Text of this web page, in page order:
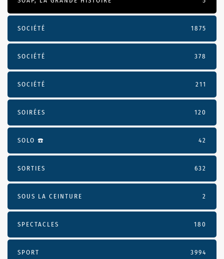
SOCIÉTÉ 1875
SOCIÉTÉ 378
SOCIÉTÉ 211
SOIRÉES 120
SOLO ☎️ 42
SORTIES 632
SOUS LA CEINTURE 2
SPECTACLES 180
SPORT 3994